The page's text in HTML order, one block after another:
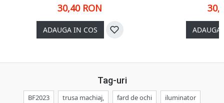
30,40 RON
ADAUGA IN COS ADAUGA
Tag-uri
BF2023 trusa machiaj, fard de ochi iluminator